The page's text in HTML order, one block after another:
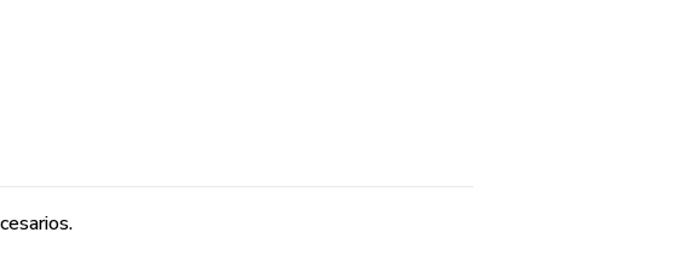
te sirven realmente y soltar lo que solo ocupa